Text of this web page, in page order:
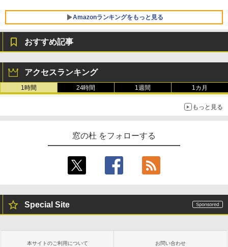
Amazonランキングをもっと見る
おすすめ記事
アクセスランキング
1時間 24時間 1週間 1カ月
もっと見る
窓の杜 をフォローする
Special Site
本サイトのご利用について お問い合わせ